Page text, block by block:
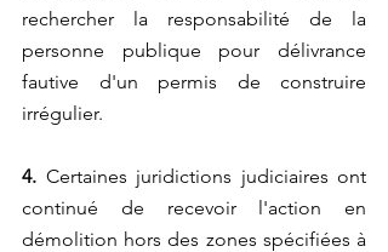
rechercher la responsabilité de la
personne publique pour délivrance
fautive d'un permis de construire
irrégulier.
4. Certaines juridictions judiciaires ont
continué de recevoir l'action en
démolition hors des zones spécifiées à